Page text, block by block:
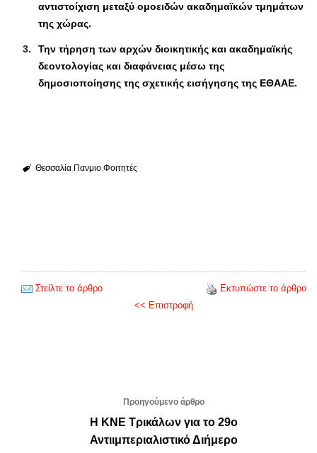
αντιστοίχιση μεταξύ ομοειδών ακαδημαϊκών τμημάτων
της χώρας.
Την τήρηση των αρχών διοικητικής και ακαδημαϊκής
δεοντολογίας και διαφάνειας μέσω της
δημοσιοποίησης της σχετικής εισήγησης της ΕΘΑΑΕ.
Θεσσαλία Πανμιο Φοιτητές
Στείλτε το άρθρο
Εκτυπώστε το άρθρο
<< Επιστροφή
Προηγούμενο άρθρο
Η ΚΝΕ Τρικάλων για το 29ο
Αντιιμπεριαλιστικό Διήμερο